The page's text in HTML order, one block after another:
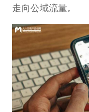
走向公域流量。